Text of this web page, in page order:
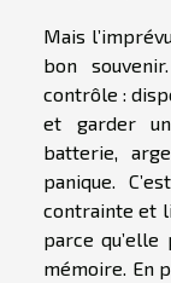
Mais
bon
contrôle :
et garder
batterie,
panique.
contrainte et
parce
mémoire. En